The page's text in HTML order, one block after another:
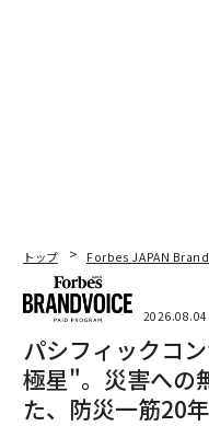
トップ Forbes JAPAN
パシフィックコ
極星"。災害への
た、防災一筋20